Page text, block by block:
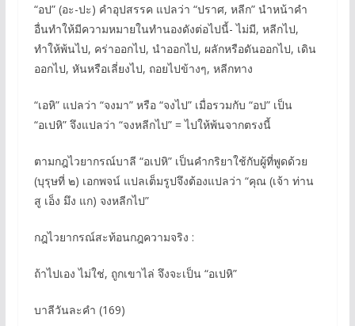
“อป” (อะ-ปะ) คำอุปสรรค แปลว่า “ปราศ, หลีก” นำหน้าคำ
อื่นทำให้มีความหมายในทำนองดังต่อไปนี้- ไม่มี, หลีกไป,
ทำให้พ้นไป, คร่าออกไป, นำออกไป, ผลักหรือดันออกไป, เดิน
ออกไป, หันหรือเลี่ยงไป, ถอยไปข้างๆ, หลีกทาง
“เอหิ” แปลว่า “จงมา” หรือ “จงไป” เมื่อรวมกับ “อป” เป็น
“อเปหิ” จึงแปลว่า “จงหลีกไป” = ไปให้พ้นจากตรงนี้
ตามกฎไวยากรณ์บาลี “อเปหิ” เป็นคำกริยาใช้กับผู้ที่พูดด้วย
(บุรุษที่ ๒) เอกพจน์ แปลเต็มรูปจึงต้องแปลว่า “คุณ (เจ้า ท่าน
สู เอ็ง มึง แก) จงหลีกไป”
กฎไวยากรณ์สะท้อนกฎความจริง :
ถ้าไปเอง ไม่ใช่, ถูกเขาไล่ จึงจะเป็น “อเปหิ”
บาลีวันละคำ (169)